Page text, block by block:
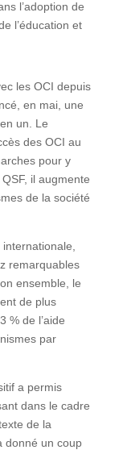
l’adoption de
l’éducation et
les OCI depuis
en mai, une
un. Le
des OCI au
pour y
il augmente
de la société
remarquables
ensemble, le
de plus
% de l’aide
par
a permis
dans le cadre
de la
donné un coup